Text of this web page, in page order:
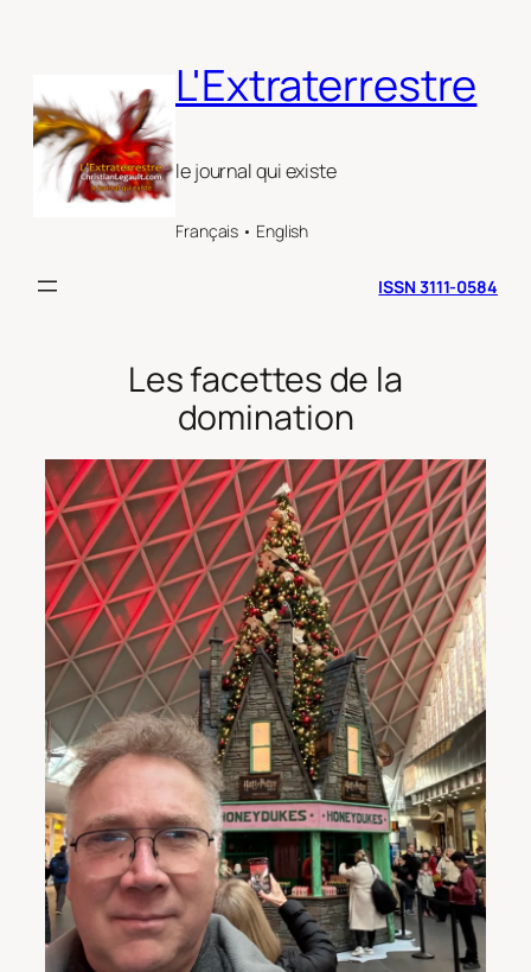
L'Extraterrestre
le journal qui existe
Français • English
ISSN 3111-0584
Les facettes de la
domination